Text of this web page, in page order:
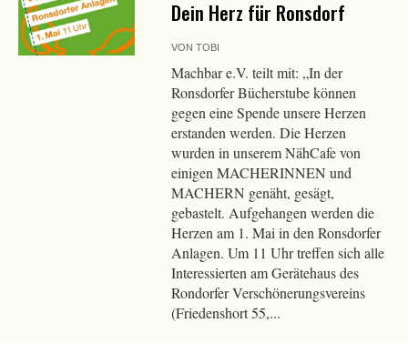
Dein Herz für Ronsdorf
VONTOBI
Machbar e.V. teilt mit: „In der
Ronsdorfer Bücherstube können
gegen eine Spende unsere Herzen
erstanden werden. Die Herzen
wurden in unserem NähCafe von
einigen MACHERINNEN und
MACHERN genäht, gesägt,
gebastelt. Aufgehangen werden die
Herzen am 1. Mai in den Ronsdorfer
Anlagen. Um 11 Uhr treffen sich alle
Interessierten am Gerätehaus des
Rondorfer Verschönerungsvereins
(Friedenshort 55,...